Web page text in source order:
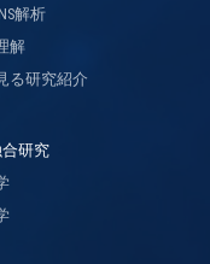
解析
解
る研究紹介
研究